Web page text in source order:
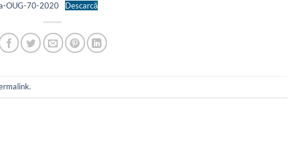
OUG-70-2020 Descarcă
.